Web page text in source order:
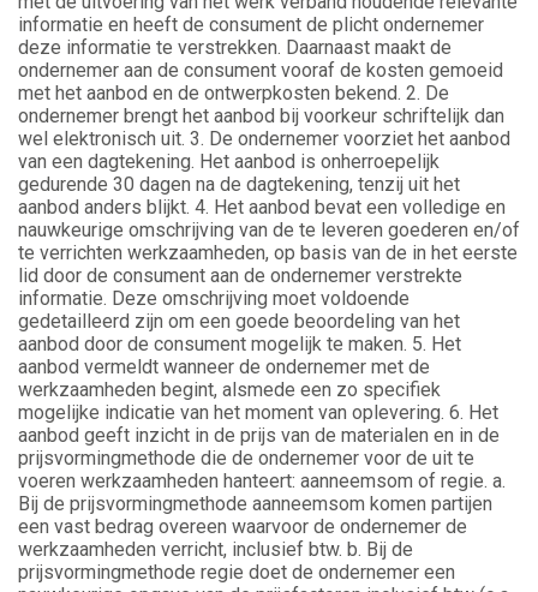
informatie en heeft de consument de plicht ondernemer
deze informatie te verstrekken. Daarnaast maakt de
ondernemer aan de consument vooraf de kosten gemoeid
met het aanbod en de ontwerpkosten bekend. 2. De
ondernemer brengt het aanbod bij voorkeur schriftelijk dan
wel elektronisch uit. 3. De ondernemer voorziet het aanbod
van een dagtekening. Het aanbod is onherroepelijk
gedurende 30 dagen na de dagtekening, tenzij uit het
aanbod anders blijkt. 4. Het aanbod bevat een volledige en
nauwkeurige omschrijving van de te leveren goederen en/of
te verrichten werkzaamheden, op basis van de in het eerste
lid door de consument aan de ondernemer verstrekte
informatie. Deze omschrijving moet voldoende
gedetailleerd zijn om een goede beoordeling van het
aanbod door de consument mogelijk te maken. 5. Het
aanbod vermeldt wanneer de ondernemer met de
werkzaamheden begint, alsmede een zo specifiek
mogelijke indicatie van het moment van oplevering. 6. Het
aanbod geeft inzicht in de prijs van de materialen en in de
prijsvormingmethode die de ondernemer voor de uit te
voeren werkzaamheden hanteert: aanneemsom of regie. a.
Bij de prijsvormingmethode aanneemsom komen partijen
een vast bedrag overeen waarvoor de ondernemer de
werkzaamheden verricht, inclusief btw. b. Bij de
prijsvormingmethode regie doet de ondernemer een